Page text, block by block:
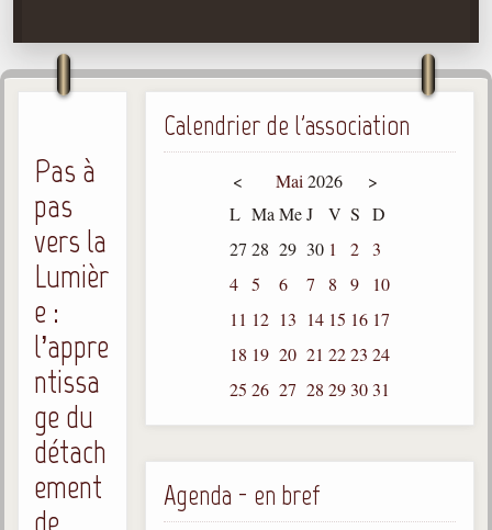
Médiums
Les hommes
Allan Kardec
1804-1869
Léon Denis
1846-1927
Gabriel Delanne
Chico Xavier
1910-2002
Divaldo Franco
1927-2025
Pas à
pas
vers la
Lumièr
e :
l’appre
ntissa
ge du
détach
ement
Calendrier de l'association
< Mai 2026
>
L Ma MeJ V S D
27 28 29 30 1 2 3
4 5 6 7 8 9
10
11 12 13 14 15 16 17
18 19 20 21 2223 24
25 26 27 28 293031
Agenda - en bref